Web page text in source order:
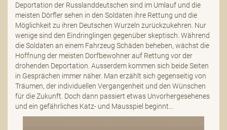
Deportation der Russlanddeutschen sind im Umlauf und die
meisten Dörfler sehen in den Soldaten ihre Rettung und die
Möglichkeit zu ihren Deutschen Wurzeln zurückzukehren. Nur
wenige sind den Eindringlingen gegenüber skeptisch. Während
die Soldaten an einem Fahrzeug Schäden beheben, wächst die
Hoffnung der meisten Dorfbewohner auf Rettung vor der
drohenden Deportation. Ausserdem kommen sich beide Seiten
in Gesprächen immer näher. Man erzählt sich gegenseitig von
Träumen, der individuellen Vergangenheit und den Wünschen
für die Zukunft. Doch dann passiert etwas Unvorhergesehenes
und ein gefährliches Katz- und Mausspiel beginnt...